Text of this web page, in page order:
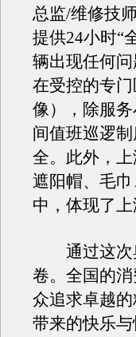
总监/维修技
提供24小时“
辆出现任何
在受控的专
像），除服
间值班巡逻
全。此外，
遮阳帽、毛
中，体现了上
通过这次
卷。全国的
众追求卓越
带来的快乐